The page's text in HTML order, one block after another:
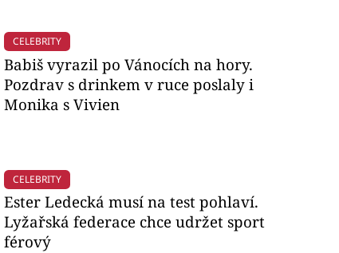
CELEBRITY
Babiš vyrazil po Vánocích na hory.
Pozdrav s drinkem v ruce poslaly i
Monika s Vivien
CELEBRITY
Ester Ledecká musí na test pohlaví.
Lyžařská federace chce udržet sport
férový